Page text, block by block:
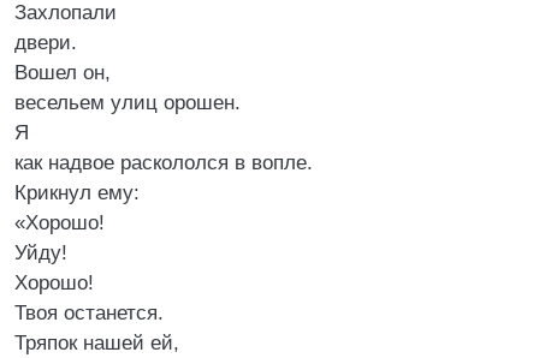
Захлопали
двери.
Вошел он,
весельем улиц орошен.
Я
как надвое раскололся в вопле.
Крикнул ему:
«Хорошо!
Уйду!
Хорошо!
Твоя останется.
Тряпок нашей ей,